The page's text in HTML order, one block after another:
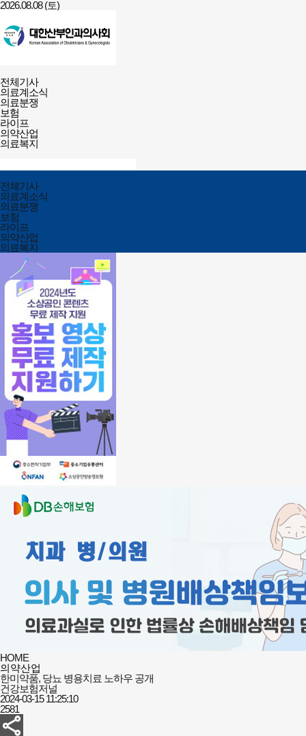
2026.08.08 (토)
필수의료배상보험
전체메뉴
열기/
닫기
전체기사
의료계소식
의료분쟁
보험
라이프
의약산업
의료복지
열기/
닫기
검색
전체메뉴
닫기
전체기사
의료계소식
의료분쟁
보험
라이프
의약산업
의료복지
HOME
의약산업
한미약품, 당뇨 병용치료 노하우 공개
건강보험저널
2024-03-15 11:25:10
2581